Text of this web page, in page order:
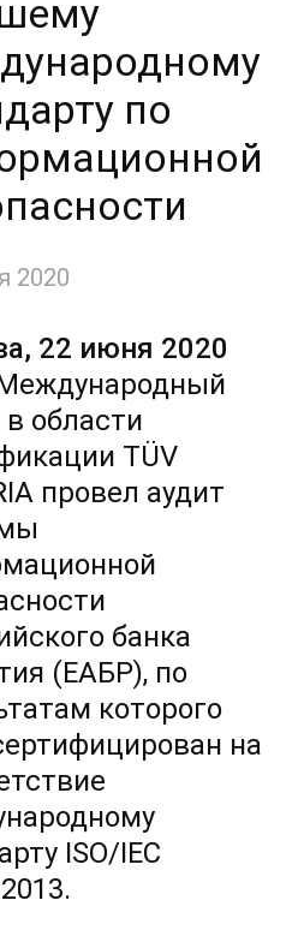
по
2020
22 июня 2020
области
TÜV
провел аудит
банка
(ЕАБР), по
которого
на
ISO/IEC